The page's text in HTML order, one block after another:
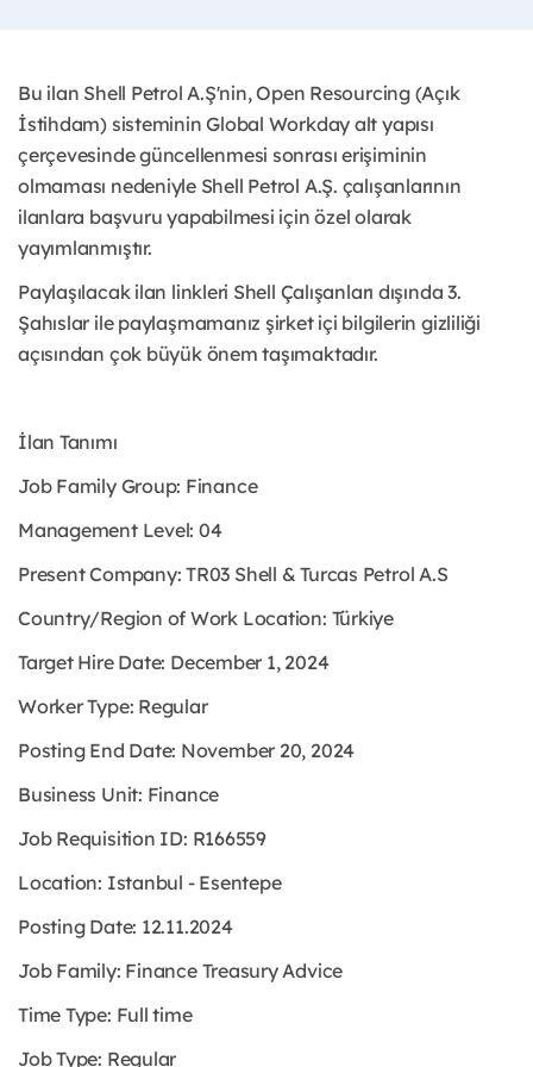
Bu ilan Shell Petrol A.Ş'nin, Open Resourcing (Açık
İstihdam) sisteminin Global Workday alt yapısı
çerçevesinde güncellenmesi sonrası erişiminin
olmaması nedeniyle Shell Petrol A.Ş. çalışanlarının
ilanlara başvuru yapabilmesi için özel olarak
yayımlanmıştır. ​
Paylaşılacak ilan linkleri Shell Çalışanları dışında 3.
Şahıslar ile paylaşmamanız şirket içi bilgilerin gizliliği
açısından çok büyük önem taşımaktadır.
İlan Tanımı
Job Family Group: Finance
Management Level: 04
Present Company: TR03 Shell & Turcas Petrol A.S
Country/Region of Work Location: Türkiye
Target Hire Date: December 1, 2024
Worker Type: Regular
Posting End Date: November 20, 2024
Business Unit: Finance
Job Requisition ID: R166559
Location: Istanbul - Esentepe
Posting Date: 12.11.2024
Job Family: Finance Treasury Advice
Time Type: Full time
Job Type: Regular